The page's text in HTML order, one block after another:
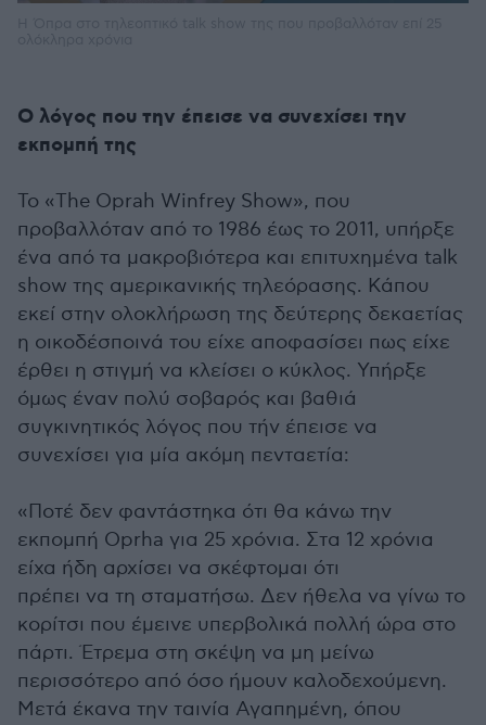
Ο λόγος που την έπεισε να συνεχίσει την
εκπομπή της
Το «The Oprah Winfrey Show», που
προβαλλόταν από το 1986 έως το 2011, υπήρξε
ένα από τα μακροβιότερα και επιτυχημένα talk
show της αμερικανικής τηλεόρασης. Κάπου
εκεί στην ολοκλήρωση της δεύτερης δεκαετίας
η οικοδέσποινά του είχε αποφασίσει πως είχε
έρθει η στιγμή να κλείσει ο κύκλος. Υπήρξε
όμως έναν πολύ σοβαρός και βαθιά
συγκινητικός λόγος που τήν έπεισε να
συνεχίσει για μία ακόμη πενταετία:
«Ποτέ δεν φαντάστηκα ότι θα κάνω την
εκπομπή Oprha για 25 χρόνια. Στα 12 χρόνια
είχα ήδη αρχίσει να σκέφτομαι ότι
πρέπει να τη σταματήσω. Δεν ήθελα να γίνω το
κορίτσι που έμεινε υπερβολικά πολλή ώρα στο
πάρτι. Έτρεμα στη σκέψη να μη μείνω
περισσότερο από όσο ήμουν καλοδεχούμενη.
Μετά έκανα την ταινία Αγαπημένη, όπου